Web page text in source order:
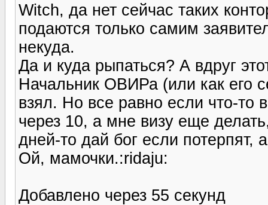
Witch, да нет сейчас таких
подаются только самим
некуда.
Да и куда рыпаться? А вдруг
Начальник ОВИРа (или как его
взял. Но все равно если что-то
через 10, а мне визу еще
дней-то дай бог если потерпят,
Ой, мамочки.:ridaju:
Добавлено через 55 секунд